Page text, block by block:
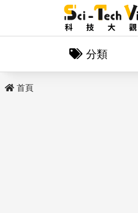
分類
首頁